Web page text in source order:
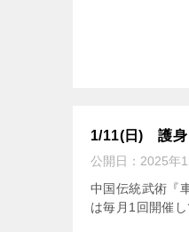
1/11(日) 護身
公開日： 2025年
中国伝統武術『
は毎月1回開催